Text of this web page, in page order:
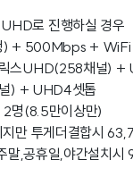
로 진행하실 경우
) + 500Mbps + WiFi
스UHD(258채널) +
) + UHD4셋톱
명(8.5만이상만)
만 투게더결합시
,공휴일,야간설치시